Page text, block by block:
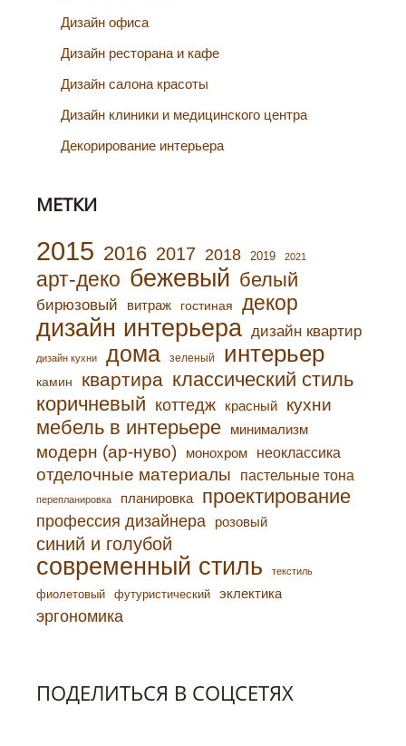
Дизайн офиса
Дизайн ресторана и кафе
Дизайн салона красоты
Дизайн клиники и медицинского центра
Декорирование интерьера
МЕТКИ
2015 2016 2017 2018 2019 2021
арт-деко бежевый белый
бирюзовый витраж гостиная декор
дизайн интерьера дизайн квартир
дизайн кухни дома зеленый интерьер
камин квартира классический стиль
коричневый коттедж красный кухни
мебель в интерьере минимализм
модерн (ар-нуво) монохром неоклассика
отделочные материалы пастельные тона
перепланировка планировка проектирование
профессия дизайнера розовый
синий и голубой
современный стиль текстиль
фиолетовый футуристический эклектика
эргономика
ПОДЕЛИТЬСЯ В СОЦСЕТЯХ